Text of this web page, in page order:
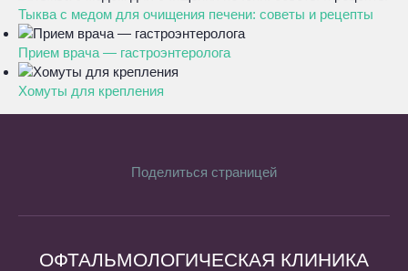
Тыква с медом для очищения печени: советы и рецепты
Прием врача — гастроэнтеролога
Хомуты для крепления
Поделиться страницей
ОФТАЛЬМОЛОГИЧЕСКАЯ КЛИНИКА